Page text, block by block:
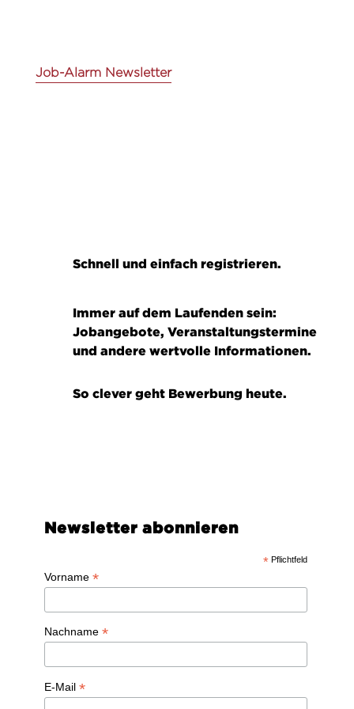
Job-Alarm Newsletter
Schnell und einfach registrieren.
Immer auf dem Laufenden sein:
Jobangebote, Veranstaltungstermine
und andere wertvolle Informationen.
So clever geht Bewerbung heute.
Newsletter abonnieren
* Pflichtfeld
Vorname *
Nachname *
E-Mail *